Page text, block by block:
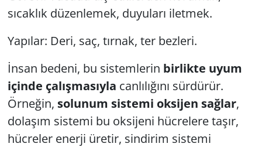
sıcaklık düzenlemek, duyuları iletmek.
Yapılar: Deri, saç, tırnak, ter bezleri.
İnsan bedeni, bu sistemlerin birlikte uyum
içinde çalışmasıyla canlılığını sürdürür.
Örneğin, solunum sistemi oksijen sağlar,
dolaşım sistemi bu oksijeni hücrelere taşır,
hücreler enerji üretir, sindirim sistemi